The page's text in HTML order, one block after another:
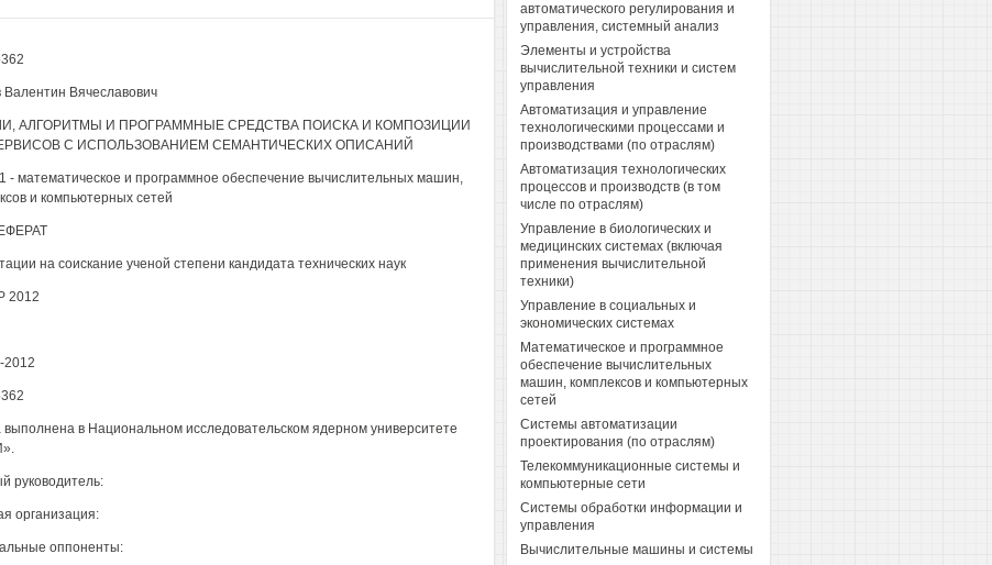
Валентин Вячеславович
АЛГОРИТМЫ И ПРОГРАММНЫЕ СРЕДСТВА ПОИСКА И КОМПОЗИЦИИ
С ИСПОЛЬЗОВАНИЕМ СЕМАНТИЧЕСКИХ ОПИСАНИЙ
- математическое и программное обеспечение вычислительных машин,
и компьютерных сетей
на соискание ученой степени кандидата технических наук
2012
2012
выполнена в Национальном исследовательском ядерном университете
руководитель:
организация:
оппоненты:
автоматического регулирования и
управления, системный анализ
Элементы и устройства
вычислительной техники и систем
управления
Автоматизация и управление
технологическими процессами и
производствами (по отраслям)
Автоматизация технологических
процессов и производств (в том
числе по отраслям)
Управление в биологических и
медицинских системах (включая
применения вычислительной
техники)
Управление в социальных и
экономических системах
Математическое и программное
обеспечение вычислительных
машин, комплексов и компьютерных
сетей
Системы автоматизации
проектирования (по отраслям)
Телекоммуникационные системы и
компьютерные сети
Системы обработки информации и
управления
Вычислительные машины и системы